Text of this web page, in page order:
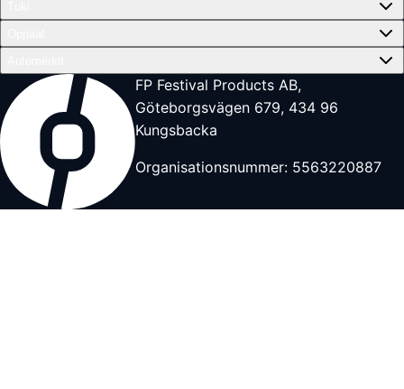
FP Festival Products AB,
Göteborgsvägen 679, 434 96
Kungsbacka
Organisationsnummer: 5563220887